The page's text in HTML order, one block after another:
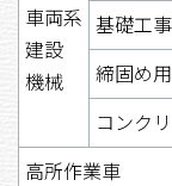
車両系
建設
機械
基礎工
締固め
コンク
高所作業車